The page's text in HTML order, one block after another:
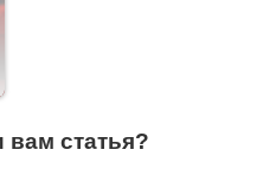
вам статья?